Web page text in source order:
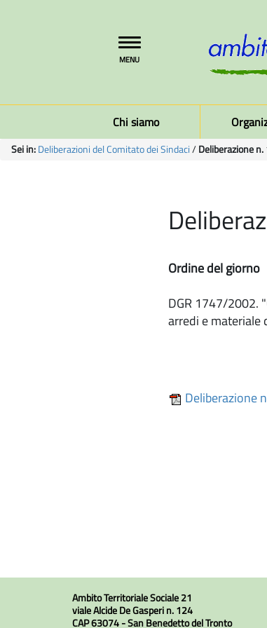
Toggle
navigation
MENU
Chi siamo
Sei in:Deliberazioni del Comitato dei Sindaci/Deliberazione
Ordine del giorno
DGR 1747/2002.
arredi e
Deliberazione
Ambito Territoriale Sociale 21
viale Alcide De Gasperi n. 124
CAP 63074 - San Benedetto del Tronto